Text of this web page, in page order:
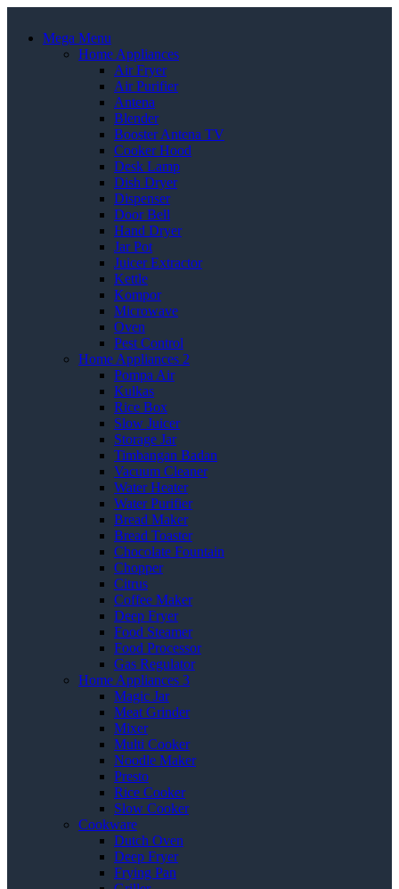
Mega Menu
Home Appliances
Air Fryer
Air Purifier
Antena
Blender
Booster Antena TV
Cooker Hood
Desk Lamp
Dish Dryer
Dispenser
Door Bell
Hand Dryer
Jar Pot
Juicer Extractor
Kettle
Kompor
Microwave
Oven
Pest Control
Home Appliances 2
Pompa Air
Kulkas
Rice Box
Slow Juicer
Storage Jar
Timbangan Badan
Vacuum Cleaner
Water Heater
Water Purifier
Bread Maker
Bread Toaster
Chocolate Fountain
Chopper
Citrus
Coffee Maker
Deep Fryer
Food Steamer
Food Processor
Gas Regulator
Home Appliances 3
Magic Jar
Meat Grinder
Mixer
Multi Cooker
Noodle Maker
Presto
Rice Cooker
Slow Cooker
Cookware
Dutch Oven
Deep Fryer
Frying Pan